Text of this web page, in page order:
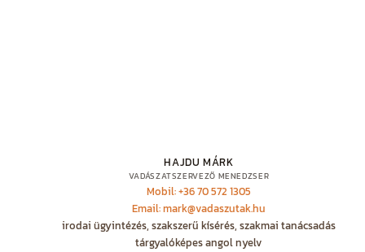
HAJDU MÁRK
VADÁSZATSZERVEZŐ MENEDZSER
Mobil: +36 70 572 1305
Email: mark@vadaszutak.hu
irodai ügyintézés, szakszerű kísérés, szakmai tanácsadás
tárgyalóképes angol nyelv